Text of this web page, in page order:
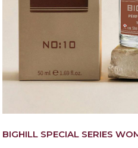
BIGHILL SPECIAL SERIES